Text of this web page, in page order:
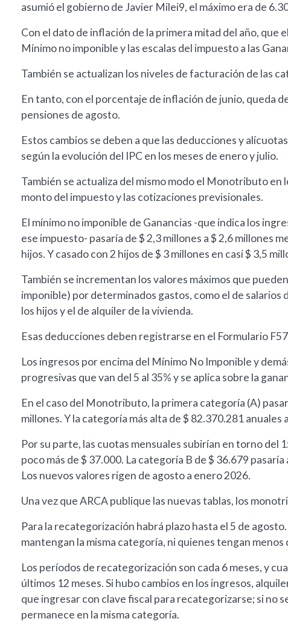
asumió el gobierno de Javier Milei9, el máximo era de
Con el dato de inflación de la primera mitad del año, que
Mínimo no imponible y las escalas del impuesto a las
También se actualizan los niveles de facturación de las
En tanto, con el porcentaje de inflación de junio, queda
pensiones de agosto.
Estos cambios se deben a que las deducciones y
según la evolución del IPC en los meses de enero y julio.
También se actualiza del mismo modo el Monotributo
monto del impuesto y las cotizaciones previsionales.
El mínimo no imponible de Ganancias -que indica los
ese impuesto- pasaría de $ 2,3 millones a $ 2,6 millones
hijos. Y casado con 2 hijos de $ 3 millones en casi $ 3,5
También se incrementan los valores máximos que
imponible) por determinados gastos, como el de
los hijos y el de alquiler de la vivienda.
Esas deducciones deben registrarse en el Formulario
Los ingresos por encima del Mínimo No Imponible y
progresivas que van del 5 al 35% y se aplica sobre la
En el caso del Monotributo, la primera categoría (A)
millones. Y la categoría más alta de $ 82.370.281 anuales
Por su parte, las cuotas mensuales subirían en torno del
poco más de $ 37.000. La categoría B de $ 36.679
Los nuevos valores rigen de agosto a enero 2026.
Una vez que ARCA publique las nuevas tablas, los
Para la recategorización habrá plazo hasta el 5 de
mantengan la misma categoría, ni quienes tengan menos
Los períodos de recategorización son cada 6 meses, y
últimos 12 meses. Si hubo cambios en los ingresos,
que ingresar con clave fiscal para recategorizarse; si no
permanece en la misma categoría.